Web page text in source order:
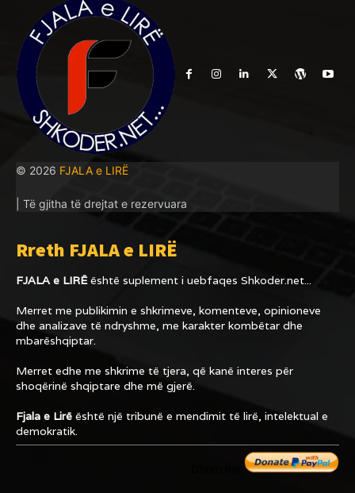
© 2026 FJALA e LIRË
| Të gjitha të drejtat e rezervuara
Rreth FJALA e LIRË
FJALA e LIRËështë suplement i uebfaqes Shkoder.net...
Merret me publikimin e shkrimeve, komenteve, opinioneve
dhe analizave të ndryshme, me karakter kombëtar dhe
mbarëshqiptar.
Merret edhe me shkrime të tjera, që kanë interes për
shoqërinë shqiptare dhe më gjerë.
Fjala e Lirë është një tribunë e mendimit të lirë, intelektual e
demokratik.